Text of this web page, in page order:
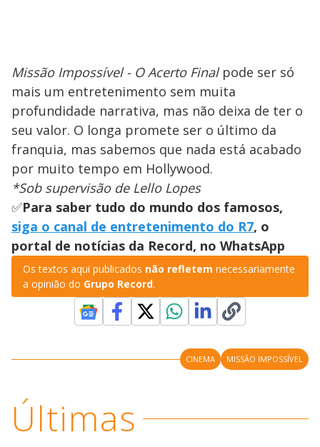
Missão Impossível - O Acerto Final pode ser só
mais um entretenimento sem muita
profundidade narrativa, mas não deixa de ter o
seu valor. O longa promete ser o último da
franquia, mas sabemos que nada está acabado
por muito tempo em Hollywood.
*Sob supervisão de Lello Lopes
✅Para saber tudo do mundo dos famosos,
siga o canal de entretenimento do R7, o
portal de notícias da Record, no WhatsApp
Os textos aqui publicados não refletem necessariamente
a opinião do Grupo Record.
CINEMA MISSÃO IMPOSSÍVEL
Últimas